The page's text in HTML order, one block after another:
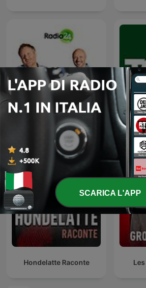
Uno, nessuno, 100Milan
Hondelatte Raconte
SCARICA L'APP